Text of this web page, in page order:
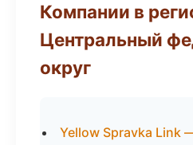
Компании в
Центральный
округ
Yellow Spravka Link